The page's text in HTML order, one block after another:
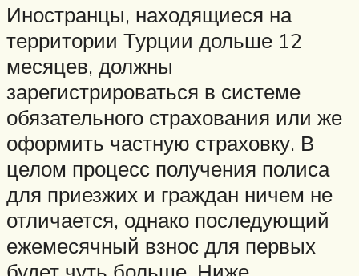
Иностранцы, находящиеся на
территории Турции дольше 12
месяцев, должны
зарегистрироваться в системе
обязательного страхования или же
оформить частную страховку. В
целом процесс получения полиса
для приезжих и граждан ничем не
отличается, однако последующий
ежемесячный взнос для первых